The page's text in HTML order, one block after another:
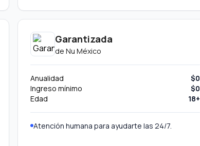
Accesos a salas VIP LoungeKey en aeropuertos.
Seis (6) accesos por año a salas VIP.
Garantizada
de Nu México
Anualidad
$0
Ingreso mínimo
$0
Edad
18+
Atención humana para ayudarte las 24/7.